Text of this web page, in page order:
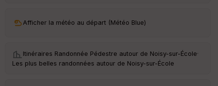
Afficher la météo au départ (Météo Blue)
Itinéraires Randonnée Pédestre autour de Noisy-sur-École·
Les plus belles randonnées autour de Noisy-sur-École